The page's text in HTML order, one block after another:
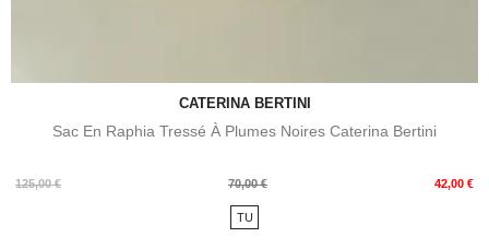
CATERINA BERTINI
Sac En Raphia Tressé À Plumes Noires Caterina Bertini
125,00 €
Prix
70,00 € 42,00 €
Prix
TU